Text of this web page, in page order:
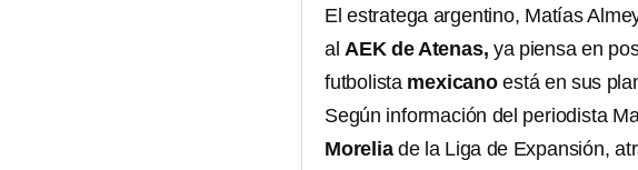
El estratega argentino, Matías
al AEK de Atenas, ya piensa en
futbolista mexicanoestá en sus
Según información del periodista
Morelia de la Liga de Expansión,